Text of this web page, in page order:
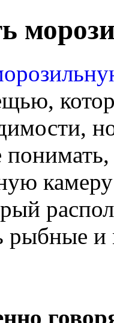
рыбные